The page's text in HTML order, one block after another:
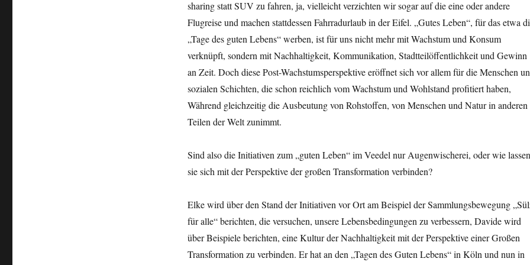
sharing statt SUV zu fahren, ja, vielleicht verzichten wir sogar auf die eine oder andere
Flugreise und machen stattdessen Fahrradurlaub in der Eifel. „Gutes Leben“, für das etwa
„Tage des guten Lebens“ werben, ist für uns nicht mehr mit Wachstum und Konsum
verknüpft, sondern mit Nachhaltigkeit, Kommunikation, Stadtteilöffentlichkeit und Gewinn
an Zeit. Doch diese Post-Wachstumsperspektive eröffnet sich vor allem für die Menschen
sozialen Schichten, die schon reichlich vom Wachstum und Wohlstand profitiert haben,
Während gleichzeitig die Ausbeutung von Rohstoffen, von Menschen und Natur in anderen
Teilen der Welt zunimmt.
Sind also die Initiativen zum „guten Leben“ im Veedel nur Augenwischerei, oder wie lassen
sie sich mit der Perspektive der großen Transformation verbinden?
Elke wird über den Stand der Initiativen vor Ort am Beispiel der Sammlungsbewegung
für alle“ berichten, die versuchen, unsere Lebensbedingungen zu verbessern, Davide wird
über Beispiele berichten, eine Kultur der Nachhaltigkeit mit der Perspektive einer Großen
Transformation zu verbinden. Er hat an den „Tagen des Guten Lebens“ in Köln und nun in